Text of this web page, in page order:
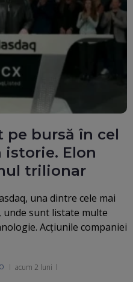
pe bursă în cel
istorie. Elon
trilionar
una dintre cele mai
sunt listate multe
Acțiunile companiei
acum 2 luni